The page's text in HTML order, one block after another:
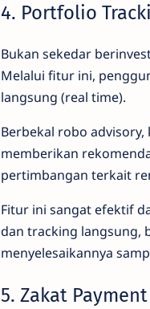
4. Portfolio
Bukan sekedar
Melalui fitur ini,
langsung (real time).
Berbekal robo
memberikan
pertimbangan terkait
Fitur ini sangat efektif
dan tracking langsung,
menyelesaikannya
5. Zakat Payment